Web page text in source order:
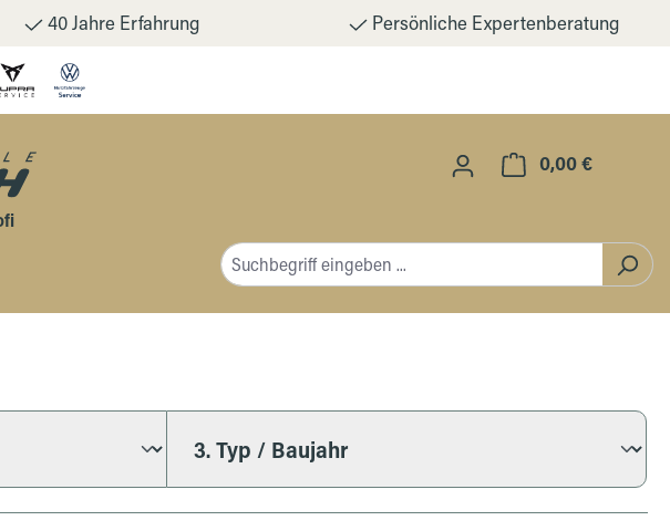
40 Jahre Erfahrung Persönliche Expertenberatung
0,00 €